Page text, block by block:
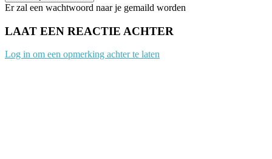
Er zal een wachtwoord naar je gemaild worden
LAAT EEN REACTIE ACHTER
Log in om een opmerking achter te laten